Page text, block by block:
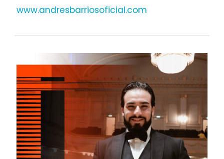
www.andresbarriosoficial.com